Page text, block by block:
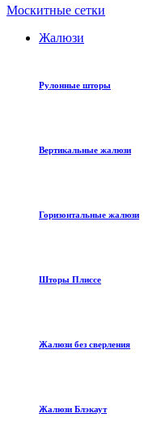
Москитные сетки
Жалюзи
Рулонные шторы
Вертикальные жалюзи
Горизонтальные жалюзи
Шторы Плиссе
Жалюзи без сверления
Жалюзи Блэкаут